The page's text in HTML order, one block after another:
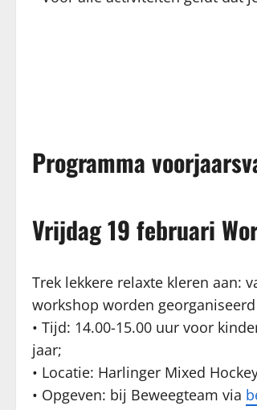
Programma
Vrijdag 19 februari
Trek lekkere relaxte kleren aan:
workshop worden
• Tijd: 14.00-15.00 uur voor
jaar;
• Locatie: Harlinger Mixed
• Opgeven: bij Beweegteam via